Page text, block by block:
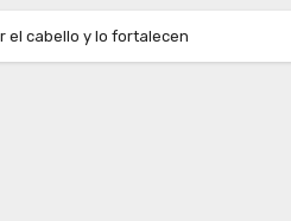
el cabello y lo fortalecen